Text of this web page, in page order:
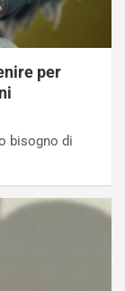
per
bisogno di